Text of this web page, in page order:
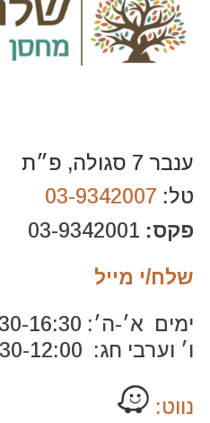
ענבר 7 סגולה, פ״ת
טל: 03-9342007
פקס:
שלח/י מייל
ימים א׳-ה׳: 07:30-16:30
ו׳ וערבי חג: 07:30-12:00
נווט: